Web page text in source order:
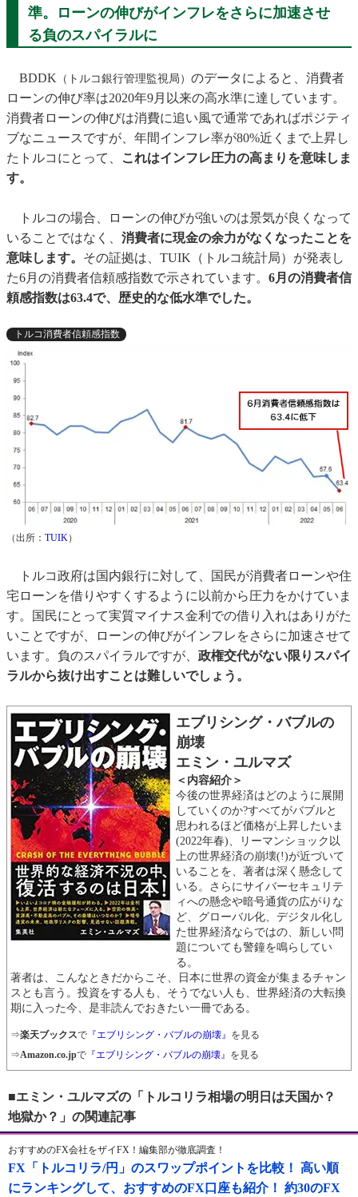
準。ローンの伸びがインフレをさらに加速させ
る負のスパイラルに
BDDK （トルコ銀行管理監視局） のデータによると、消費者
ローンの伸び率は2020年9月以来の高水準に達しています。
消費者ローンの伸びは消費に追い風で通常であればポジティ
ブなニュースですが、年間インフレ率が80%近くまで上昇し
たトルコにとって、
これはインフレ圧力の高まりを意味しま
す。
トルコの場合、ローンの伸びが強いのは景気が良くなって
いることではなく、 消費者に現金の余力がなくなったことを
意味します。 その証拠は、TUIK（トルコ統計局）が発表し
た6月の消費者信頼感指数で示されています。 6月の消費者信
頼感指数は63.4で、歴史的な低水準でした。
トルコ消費者信頼感指数
（出所： TUIK）
トルコ政府は国内銀行に対して、国民が消費者ローンや住
宅ローンを借りやすくするように以前から圧力をかけていま
す。国民にとって実質マイナス金利での借り入れはありがた
いことですが、ローンの伸びがインフレをさらに加速させて
います。負のスパイラルですが、 政権交代がない限りスパイ
ラルから抜け出すことは難しいでしょう。
エブリシング・バブルの
崩壊
エミン・ユルマズ
＜内容紹介＞
今後の世界経済はどのように展開
していくのか?すべてがバブルと
思われるほど価格が上昇したいま
(2022年春)、リーマンショック以
上の世界経済の崩壊(!)が近づいて
いることを、著者は深く懸念して
いる。さらにサイバーセキュリテ
ィへの懸念や暗号通貨の広がりな
ど、グローバル化、デジタル化し
た世界経済ならではの、新しい問
題についても警鐘を鳴らしてい
る。
著者は、こんなときだからこそ、日本に世界の資金が集まるチャン
スとも言う。投資をする人も、そうでない人も、世界経済の大転換
期に入った今、是非読んでおきたい一冊である。
⇒楽天ブックスで 『エブリシング・バブルの崩壊』 を見る
⇒Amazon.co.jpで 『エブリシング・バブルの崩壊』 を見る
■エミン・ユルマズの「トルコリラ相場の明日は天国か？
地獄か？」の関連記事
おすすめのFX会社をザイFX！編集部が徹底調査！
FX「トルコリラ/円」のスワップポイントを比較！ 高い順
にランキングして、おすすめのFX口座も紹介！ 約30のFX